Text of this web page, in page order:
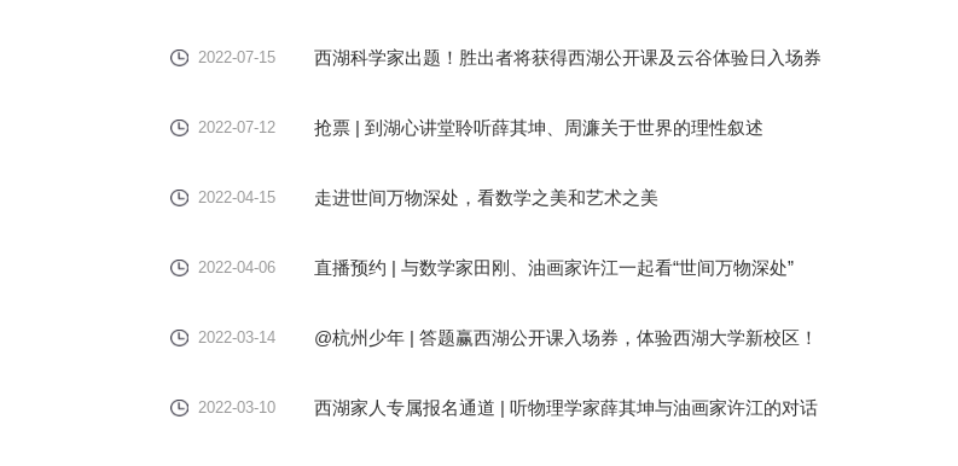
2022-07-15 西湖科学家出题！胜出者将获得西湖公开课及云谷体验日入场券
2022-07-12 抢票 | 到湖心讲堂聆听薛其坤、周濂关于世界的理性叙述
2022-04-15 走进世间万物深处，看数学之美和艺术之美
2022-04-06 直播预约 | 与数学家田刚、油画家许江一起看“世间万物深处”
2022-03-14 @杭州少年 | 答题赢西湖公开课入场券，体验西湖大学新校区！
2022-03-10 西湖家人专属报名通道 | 听物理学家薛其坤与油画家许江的对话